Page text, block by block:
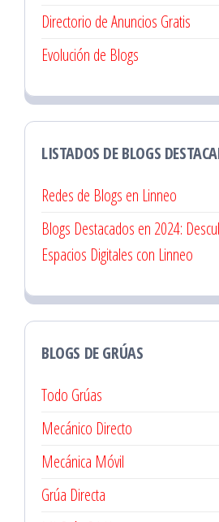
Directorio de Anuncios Gratis
Evolución de Blogs
LISTADOS DE BLOGS
Redes de Blogs en Linneo
Blogs Destacados en 2024:
Espacios Digitales con Linneo
BLOGS DE GRÚAS
Todo Grúas
Mecánico Directo
Mecánica Móvil
Grúa Directa